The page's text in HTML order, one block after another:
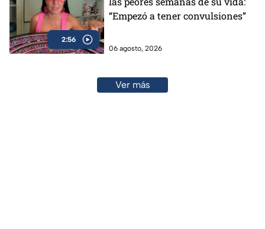
2:56
“Empezó a tener convulsiones”
06 agosto, 2026
Ver más